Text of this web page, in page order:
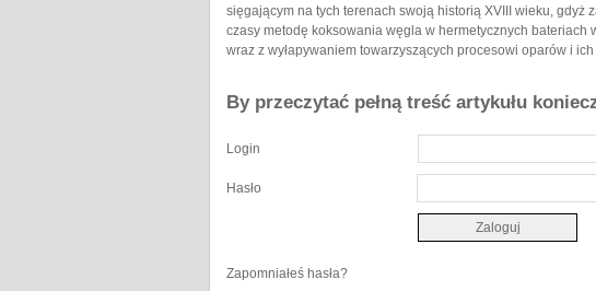
sięgającym na tych terenach swoją historią XVIII wieku, gdyż
czasy metodę koksowania węgla w hermetycznych
wraz z wyłapywaniem towarzyszących procesowi oparów i
By przeczytać pełną treść artykułu
Login
Hasło
Zapomniałeś hasła?